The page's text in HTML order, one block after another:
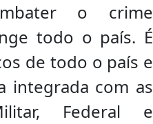
o crime
todo o país. É
de todo o país e
integrada com as
Federal e